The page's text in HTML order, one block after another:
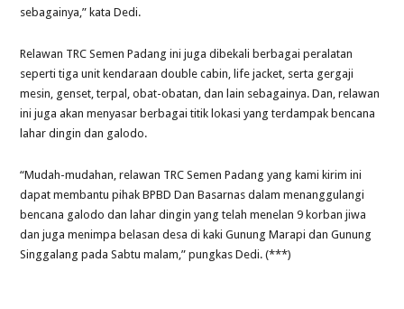
sebagainya,” kata Dedi.
Relawan TRC Semen Padang ini juga dibekali berbagai peralatan
seperti tiga unit kendaraan double cabin, life jacket, serta gergaji
mesin, genset, terpal, obat-obatan, dan lain sebagainya. Dan, relawan
ini juga akan menyasar berbagai titik lokasi yang terdampak bencana
lahar dingin dan galodo.
“Mudah-mudahan, relawan TRC Semen Padang yang kami kirim ini
dapat membantu pihak BPBD Dan Basarnas dalam menanggulangi
bencana galodo dan lahar dingin yang telah menelan 9 korban jiwa
dan juga menimpa belasan desa di kaki Gunung Marapi dan Gunung
Singgalang pada Sabtu malam,” pungkas Dedi. (***)